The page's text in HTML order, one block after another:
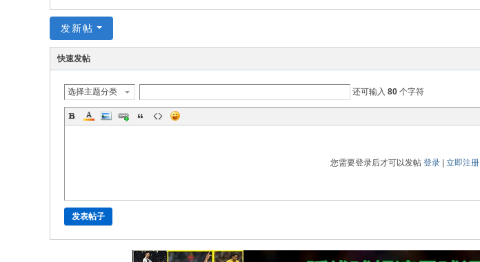
清
发新帖
快速发帖
选择主题分类 还可输入 80 个字符
您需要登录后才可以发帖 登录 立即注册
发表帖子